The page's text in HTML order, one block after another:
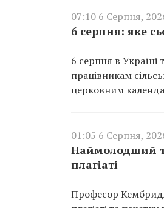
07:10 6 Серпня,
6 серпня: яке
6 серпня в Україні
працівникам
церковним
01:05 6 Серпня,
Наймолодший
плагіаті
Професор